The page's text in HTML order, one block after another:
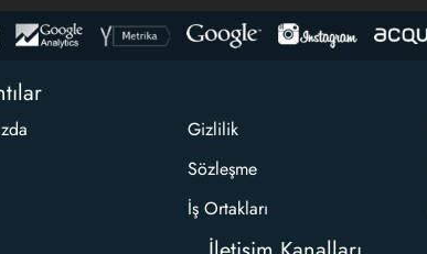
Gizlilik
Sözleşme
İş Ortakları